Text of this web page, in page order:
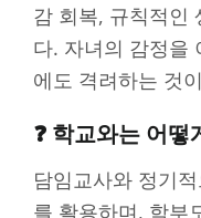
감 회복, 규칙적인
다. 자녀의 감정을
에도 격려하는 것
❓ 학교와는 어
담임교사와 정기
를 활용하며, 학부